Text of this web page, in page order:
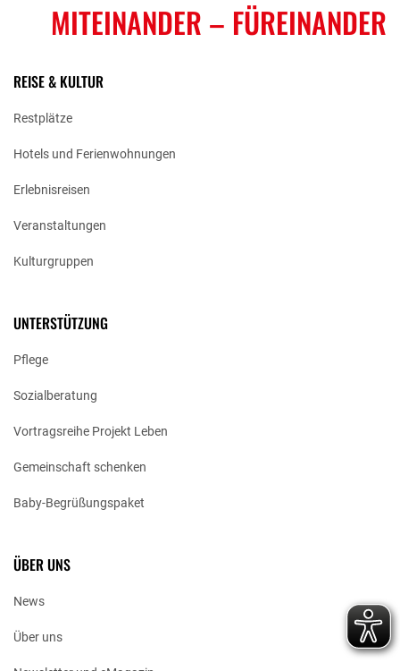
MITEINANDER – FÜREINANDER
REISE & KULTUR
Restplätze
Hotels und Ferienwohnungen
Erlebnisreisen
Veranstaltungen
Kulturgruppen
UNTERSTÜTZUNG
Pflege
Sozialberatung
Vortragsreihe Projekt Leben
Gemeinschaft schenken
Baby-Begrüßungspaket
ÜBER UNS
News
Über uns